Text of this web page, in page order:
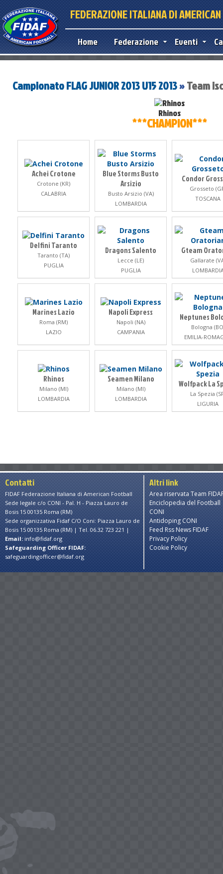
FEDERAZIONE ITALIANA DI
Home Federazione Eventi
Campionato FLAG JUNIOR 2013 U15 2013»Team
Rhinos
***CHAMPION***
Achei Crotone
Crotone (KR)
CALABRIA
Blue Storms Busto
Arsizio
Busto Arsizio (VA)
LOMBARDIA
Condor
Grosseto
TOSCANA
Delfini Taranto
Taranto (TA)
PUGLIA
Dragons Salento
Lecce (LE)
PUGLIA
Gteam
Gallarate
Marines Lazio
Roma (RM)
LAZIO
Napoli Express
Napoli (NA)
CAMPANIA
Neptunes
Bologna
EMILIA-
Rhinos
Milano (MI)
LOMBARDIA
Seamen Milano
Milano (MI)
LOMBARDIA
Wolfpack La
La Spezia
LIGURIA
Contatti
FIDAF Federazione Italiana di American Football
Sede legale c/o CONI - Pal. H - Piazza Lauro de
Bosis 15 00135 Roma (RM)
Sede organizzativa Fidaf C/O Coni: Piazza Lauro de
Bosis 15 00135 Roma (RM) | Tel. 06.32 723 221 |
Email: info@fidaf.org
Safeguarding Officer FIDAF:
safeguardingofficer@fidaf.org
Altri link
Area riservata Team
Enciclopedia del Football
CONI
Antidoping CONI
Feed Rss News FIDAF
Privacy Policy
Cookie Policy